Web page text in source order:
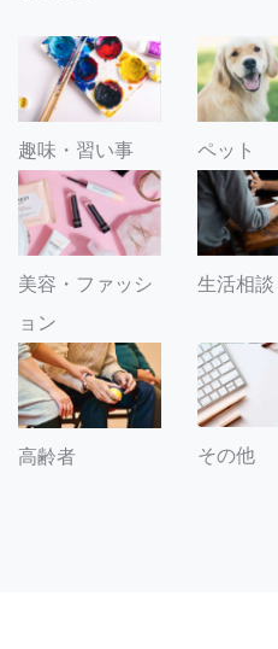
趣味・習い事 ペット
美容・ファッシ
ョン
生活相談
高齢者 その他